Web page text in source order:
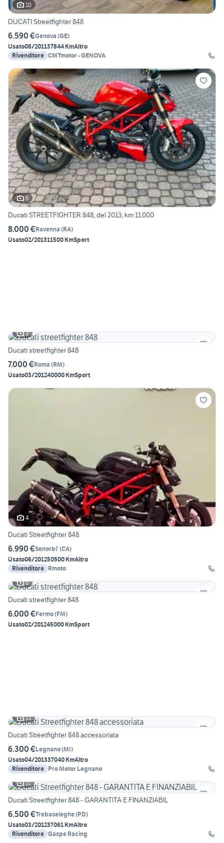
10
DUCATI Streetfighter 848
6.590 €Genova (GE)
Usato08/201137844 KmAltro
Rivenditore CMTmotor - GENOVA
6
Ducati STREETFIGHTER 848, del 2013, km 11.000
8.000 €Ravenna (RA)
Usato02/201311500 KmSport
3
Ducati streetfighter 848
7.000 €Roma (RM)
Usato03/201240000 KmSport
4
Ducati Streetfighter 848
6.990 €Senorbi' (CA)
Usato06/201250500 KmAltro
Rivenditore Rmoto
6
Ducati streetfighter 848
6.000 €Fermo(FM)
Usato02/201245000 KmSport
13
Ducati Streetfighter 848 accessoriata
6.300 €Legnano(MI)
Usato04/201337040 KmAltro
Rivenditore Pro Motor Legnano
11
Ducati Streetfighter 848 - GARANTITA E FINANZIABIL
6.500 €Trebaseleghe(PD)
Usato03/201237061 KmAltro
Rivenditore Gaspe Racing